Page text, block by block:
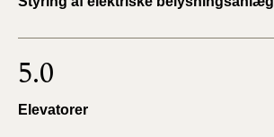
5.0
Elevatorer